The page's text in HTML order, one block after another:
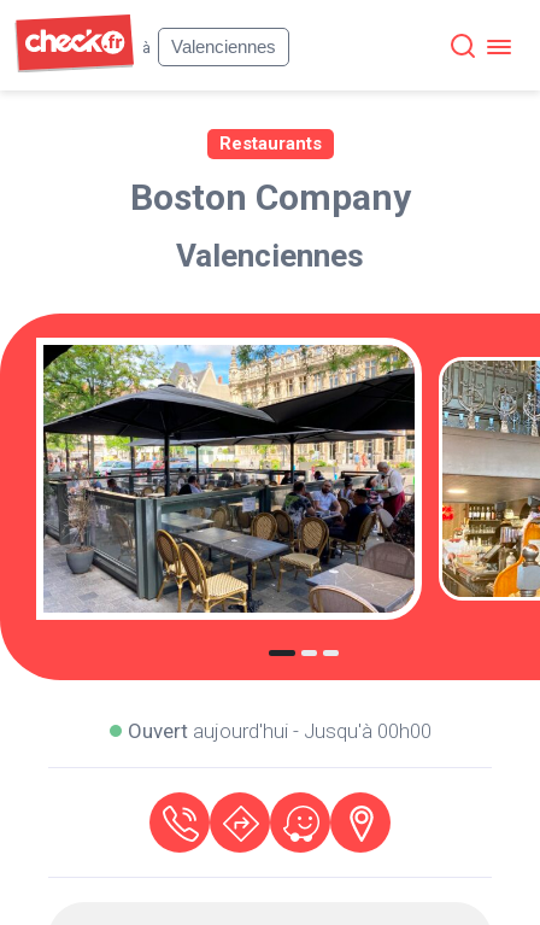
à
Valenciennes
Restaurants
Boston Company
Valenciennes
Ouvertaujourd'hui - Jusqu'à 00h00